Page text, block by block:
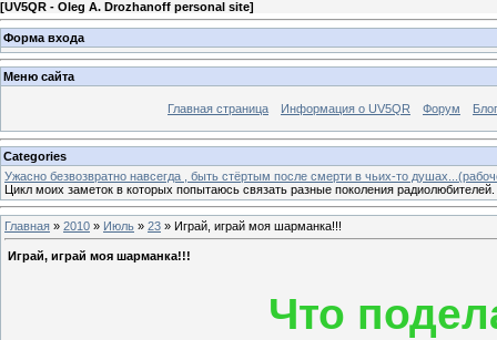
[UV5QR - Oleg А. Drozhanoff personal site]
Форма входа
Меню сайта
Главная страница Информация о UV5QR Форум Блог
Categories
Ужасно безвозвратно навсегда , быть стёртым после смерти в чьих-то
Цикл моих заметок в которых попытаюсь связать разные поколения радиолюбителей.
Главная » 2010 » Июль » 23 » Играй, играй моя шарманка!!!
Играй, играй моя шарманка!!!
Что